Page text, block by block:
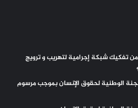
تفكيك شبكة إجرامية لتهريب و ترويج
الوطنية لحقوق الإنسان بموجب مرسوم